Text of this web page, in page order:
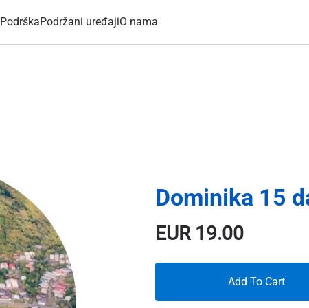
PodrškaPodržani uređajiO nama
Dominika 15
EUR19.00
Add To Cart